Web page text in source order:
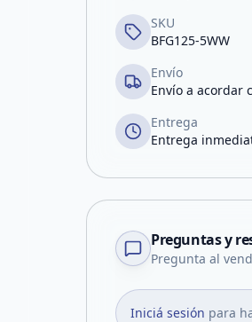
SKU
BFG125-5WW
Envío
Envío a acordar
Entrega
Entrega
Preguntas y
Pregunta al
Iniciá sesión para